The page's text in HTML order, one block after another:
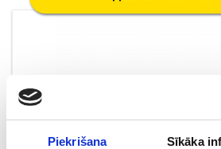
Piekrišana Sīkāka